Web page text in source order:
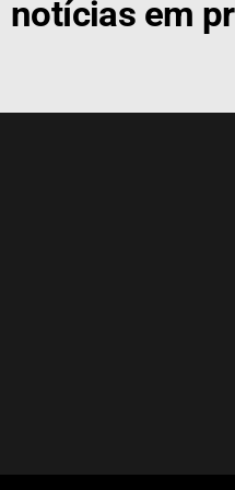
notícias em